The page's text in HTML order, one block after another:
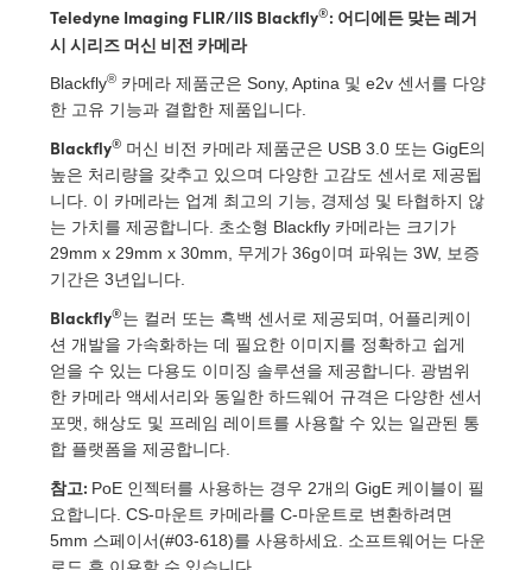
Labs™
Gratings™
Components
(UFI)
Teledyne Imaging FLIR/IIS Blackfly®: 어디에든 맞는 레거
시 시리즈 머신 비전 카메라
Blackfly® 카메라 제품군은 Sony, Aptina 및 e2v 센서를 다양
한 고유 기능과 결합한 제품입니다.
Blackfly® 머신 비전 카메라 제품군은 USB 3.0 또는 GigE의
높은 처리량을 갖추고 있으며 다양한 고감도 센서로 제공됩
니다. 이 카메라는 업계 최고의 기능, 경제성 및 타협하지 않
는 가치를 제공합니다. 초소형 Blackfly 카메라는 크기가
29mm x 29mm x 30mm, 무게가 36g이며 파워는 3W, 보증
기간은 3년입니다.
Blackfly®는 컬러 또는 흑백 센서로 제공되며, 어플리케이
션 개발을 가속화하는 데 필요한 이미지를 정확하고 쉽게
얻을 수 있는 다용도 이미징 솔루션을 제공합니다. 광범위
한 카메라 액세서리와 동일한 하드웨어 규격은 다양한 센서
포맷, 해상도 및 프레임 레이트를 사용할 수 있는 일관된 통
합 플랫폼을 제공합니다.
참고: PoE 인젝터를 사용하는 경우 2개의 GigE 케이블이 필
요합니다. CS-마운트 카메라를 C-마운트로 변환하려면
5mm 스페이서(#03-618)를 사용하세요. 소프트웨어는 다운